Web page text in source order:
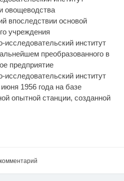
овощеводства
основой
учреждения
исследовательский институт
преобразованного в
предприятие
исследовательский институт
1956 года на базе
опытной станции, созданной